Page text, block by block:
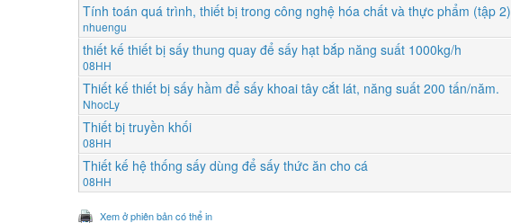
Tính toán quá trình, thiết bị trong công nghệ hóa chất và thực phẩm (tập 2)
nhuengu
thiết kế thiết bị sấy thung quay để sấy hạt bắp năng suất 1000kg/h
08HH
Thiết kế thiết bị sấy hầm để sấy khoai tây cắt lát, năng suất 200 tấn/năm.
NhocLy
Thiết bị truyền khối
08HH
Thiết kế hệ thống sấy dùng để sấy thức ăn cho cá
08HH
Xem ở phiên bản có thể in